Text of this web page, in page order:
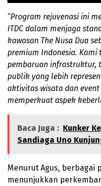
“Program rejuvenasi ini
ITDC dalam menjaga
kawasan The Nusa Dua
premium Indonesia.
pembaruan infrastruktur,
publik yang lebih
aktivitas wisata dan
memperkuat aspek
Baca Juga : Kunker
Sandiaga Uno
Menurut Agus, berbagai
menunjukkan